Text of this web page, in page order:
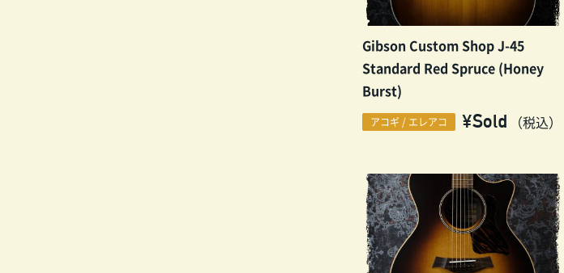
Gibson Custom Shop J-45
Standard Red Spruce (Honey
Burst)
アコギ / エレアコ ¥Sold （税込）